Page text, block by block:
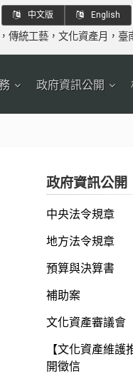
中文版 English
， 傳統工藝 ， 文化資產月 ， 臺
政府資訊公開
政府資訊公開
中央法令規章
地方法令規章
預算與決算書
補助案
文化資產審議會
【文化資產維
開徵信